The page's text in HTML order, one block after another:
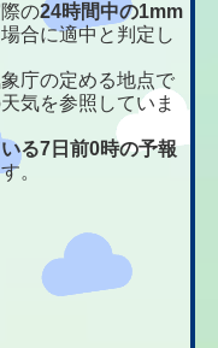
の24時間中の1mm
合に適中と判定し
庁の定める地点で
気を参照していま
る7日前0時の予報
。